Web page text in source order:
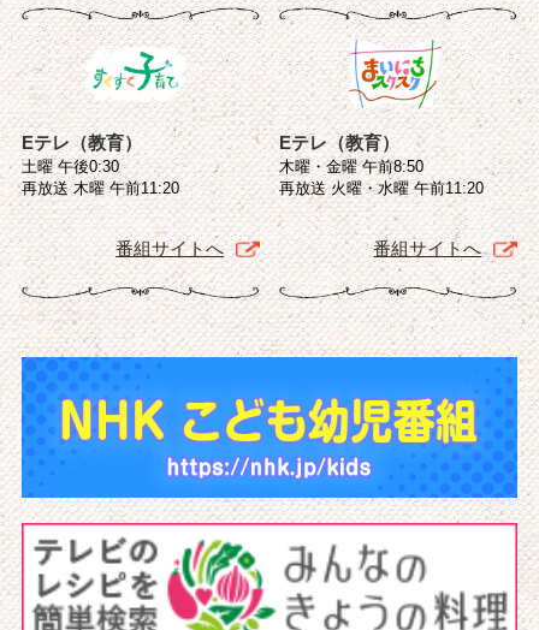
Eテレ（教育）
土曜 午後0:30
再放送 木曜 午前11:20
番組サイトへ
Eテレ（教育）
木曜・金曜 午前8:50
再放送 火曜・水曜 午前11:20
番組サイトへ